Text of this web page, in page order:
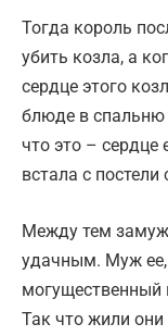
Тогда король
убить козла, а
сердце этого
блюде в
что это – сердце
встала с
Между тем
удачным. Муж ее,
могущественный
Так что жили